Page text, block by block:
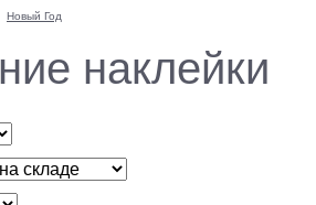
Новый Год
наклейки